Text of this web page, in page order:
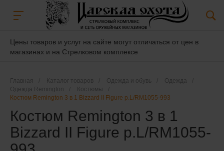
Цены товаров и услуг на сайте могут отличаться от цен в
магазинах и на Стрелковом комплексе
Главная Каталог товаров Одежда и обувь Одежда
Одежда Remington
Костюмы
Костюм Remington 3 в 1 Bizzard II Figure p.L/RM1055-993
Костюм Remington 3 в 1
Bizzard II Figure p.L/RM1055-